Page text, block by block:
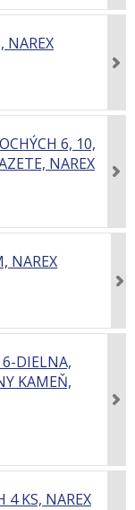
NAREX
6, 10,
NAREX
NAREX
6-DIELNA,
KAMEŇ,
4 KS, NAREX